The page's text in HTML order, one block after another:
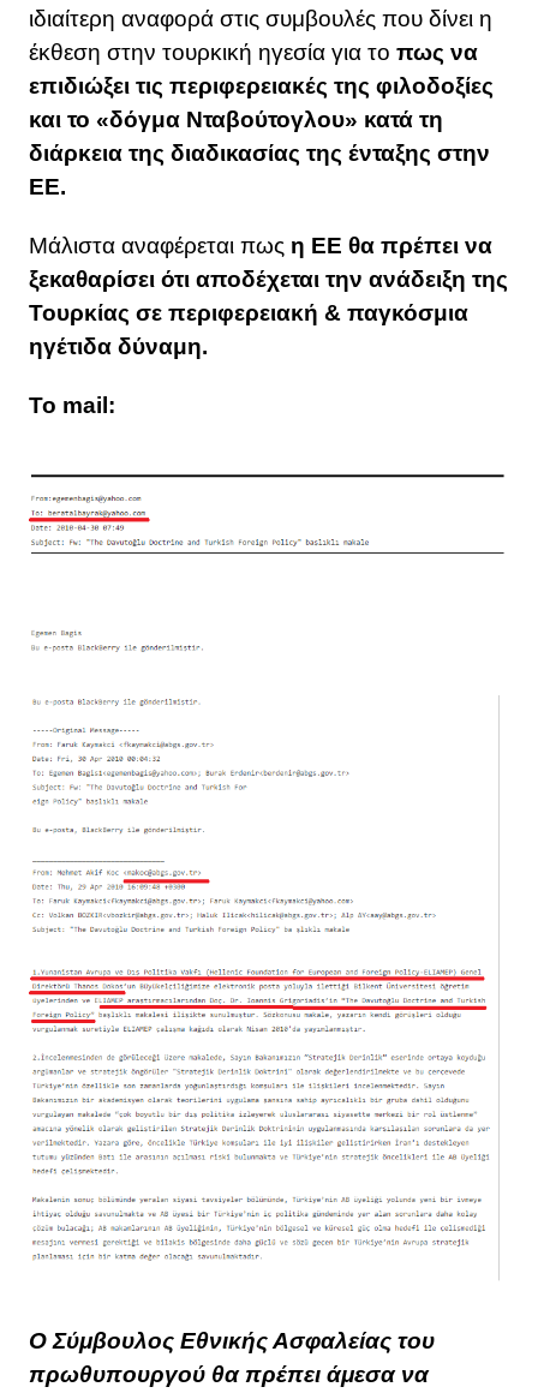
ιδιαίτερη αναφορά στις συμβουλές που δίνει η
έκθεση στην τουρκική ηγεσία για το πως να
επιδιώξει τις περιφερειακές της φιλοδοξίες
και το «δόγμα Νταβούτογλου» κατά τη
διάρκεια της διαδικασίας της ένταξης στην
ΕΕ.
Μάλιστα αναφέρεται πως η ΕΕ θα πρέπει να
ξεκαθαρίσει ότι αποδέχεται την ανάδειξη της
Τουρκίας σε περιφερειακή & παγκόσμια
ηγέτιδα δύναμη.
To mail:
Ο Σύμβουλος Εθνικής Ασφαλείας του
πρωθυπουργού θα πρέπει άμεσα να